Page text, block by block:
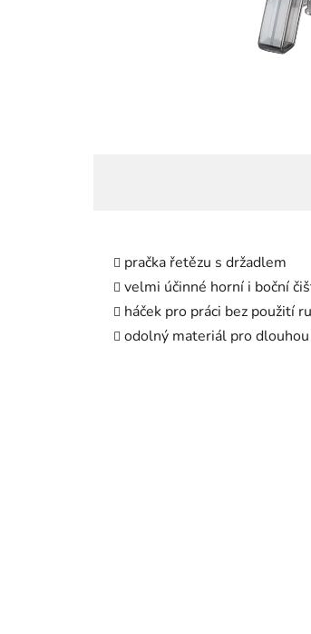
pračka řetězu s držadlem
velmi účinné horní i boční
háček pro práci bez použití
odolný materiál pro